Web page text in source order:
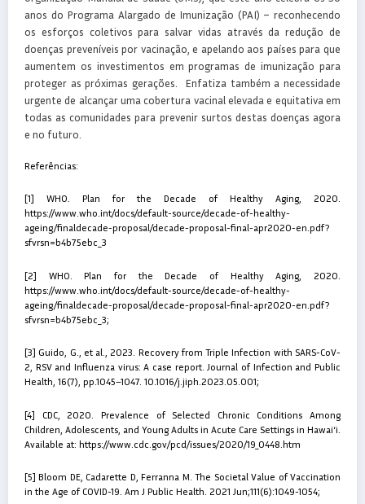
anos do Programa Alargado de Imunização (PAI) – reconhecendo
os esforços coletivos para salvar vidas através da redução de
doenças preveníveis por vacinação, e apelando aos países para que
aumentem os investimentos em programas de imunização para
proteger as próximas gerações. Enfatiza também a necessidade
urgente de alcançar uma cobertura vacinal elevada e equitativa em
todas as comunidades para prevenir surtos destas doenças agora
e no futuro.
Referências:
[1] WHO. Plan for the Decade of Healthy Aging, 2020.
https://www.who.int/docs/default-source/decade-of-healthy-
ageing/finaldecade-proposal/decade-proposal-final-apr2020-en.pdf?
sfvrsn=b4b75ebc_3
[2] WHO. Plan for the Decade of Healthy Aging, 2020.
https://www.who.int/docs/default-source/decade-of-healthy-
ageing/finaldecade-proposal/decade-proposal-final-apr2020-en.pdf?
sfvrsn=b4b75ebc_3;
[3] Guido, G., et al., 2023. Recovery from Triple Infection with SARS-CoV-
2, RSV and Influenza virus: A case report. Journal of Infection and Public
Health, 16(7), pp.1045–1047. 10.1016/j.jiph.2023.05.001;
[4] CDC, 2020. Prevalence of Selected Chronic Conditions Among
Children, Adolescents, and Young Adults in Acute Care Settings in Hawai‘i.
Available at: https://www.cdc.gov/pcd/issues/2020/19_0448.htm
[5] Bloom DE, Cadarette D, Ferranna M. The Societal Value of Vaccination
in the Age of COVID-19. Am J Public Health. 2021 Jun;111(6):1049-1054;